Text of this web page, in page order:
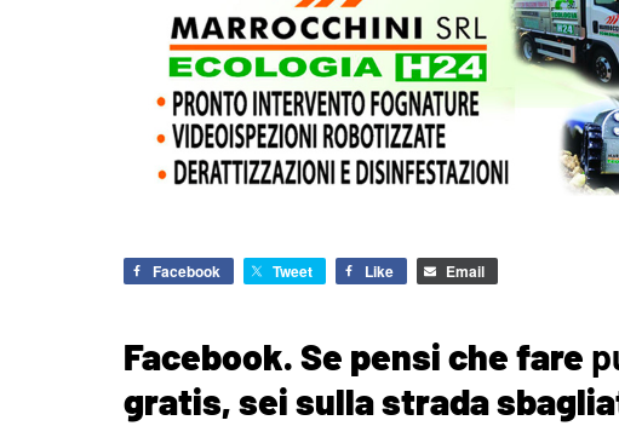
Facebook Tweet Like Email
Facebook. Se pensi che fare
gratis, sei sulla strada